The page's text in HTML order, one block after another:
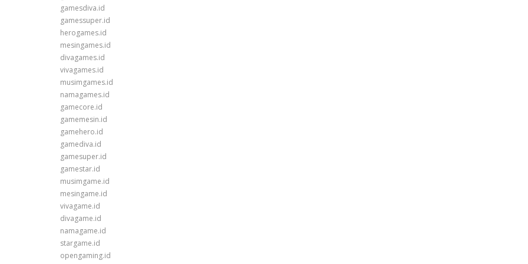
gamesdiva.id
gamessuper.id
herogames.id
mesingames.id
divagames.id
vivagames.id
musimgames.id
namagames.id
gamecore.id
gamemesin.id
gamehero.id
gamediva.id
gamesuper.id
gamestar.id
musimgame.id
mesingame.id
vivagame.id
divagame.id
namagame.id
stargame.id
opengaming.id